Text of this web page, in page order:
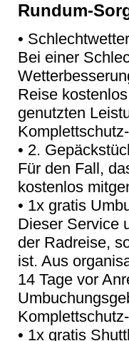
Rundum-
•
Bei einer
Reise
genutzten
• 2.
Für den Fall,
kostenlos
• 1x gratis
Dieser Service
der Radreise,
ist. Aus
14 Tage vor
• 1x gratis